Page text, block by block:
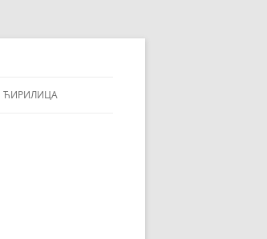
ЋИРИЛИЦА